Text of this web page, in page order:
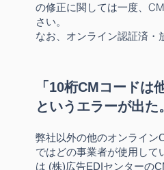
の修正に関しては一度、
さい。
なお、オンライン認証済・
「10桁CMコードは
というエラーが出た。
弊社以外の他のオンライン
ではどの事業者が使用して
は (株)広告EDIセンターの